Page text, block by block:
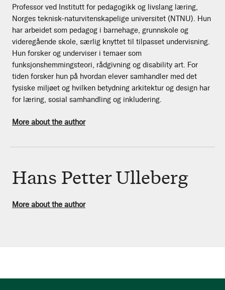
Professor ved Institutt for pedagogikk og livslang læring,
Norges teknisk-naturvitenskapelige universitet (NTNU). Hun
har arbeidet som pedagog i barnehage, grunnskole og
videregående skole, særlig knyttet til tilpasset undervisning.
Hun forsker og underviser i temaer som
funksjonshemmingsteori, rådgivning og disability art. For
tiden forsker hun på hvordan elever samhandler med det
fysiske miljøet og hvilken betydning arkitektur og design har
for læring, sosial samhandling og inkludering.
More about the author
Hans Petter Ulleberg
More about the author